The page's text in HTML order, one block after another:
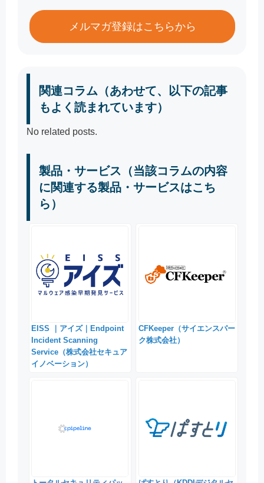
メルマガ登録はこちらから
関連コラム（あわせて、以下の記事
もよく読まれています）
No related posts.
製品・サービス（当該コラムの内容
に関連する製品・サービスはこち
ら）
EISS ｜アイズ｜Endpoint
Incident Scanning
Service（株式会社セキュア
イノベーション）
CFKeeper（サイエンスパー
ク株式会社）